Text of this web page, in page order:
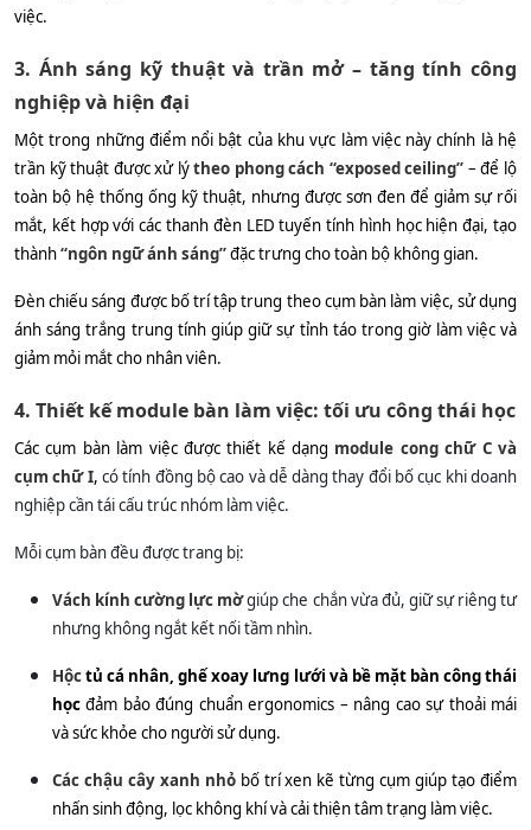
việc.
3. Ánh sáng kỹ thuật và trần mở – tăng tính công
nghiệp và hiện đại
Một trong những điểm nổi bật của khu vực làm việc này chính là hệ
trần kỹ thuật được xử lýtheo phong cách “exposed ceiling” – để lộ
toàn bộ hệ thống ống kỹ thuật, nhưng được sơn đen để giảm sự rối
mắt, kết hợp với các thanh đèn LED tuyến tính hình học hiện đại, tạo
thành“ngôn ngữ ánh sáng”đặc trưng cho toàn bộ không gian.
Đèn chiếu sáng được bố trí tập trung theo cụm bàn làm việc, sử dụng
ánh sáng trắng trung tính giúp giữ sự tỉnh táo trong giờ làm việc và
giảm mỏi mắt cho nhân viên.
4. Thiết kế module bàn làm việc: tối ưu công thái học
Các cụm bàn làm việc được thiết kế dạng module cong chữ C và
cụm chữ I, có tính đồng bộ cao và dễ dàng thay đổi bố cục khi doanh
nghiệp cần tái cấu trúc nhóm làm việc.
Mỗi cụm bàn đều được trang bị:
Vách kính cường lực mờgiúp che chắn vừa đủ, giữ sự riêng tư
nhưng không ngắt kết nối tầm nhìn.
Hộctủ cá nhân, ghế xoay lưng lưới và bề mặt bàn công thái
học đảm bảo đúng chuẩn ergonomics – nâng cao sự thoải mái
và sức khỏe cho người sử dụng.
Các chậu cây xanh nhỏbố trí xen kẽ từng cụm giúp tạo điểm
nhấn sinh động, lọc không khí và cải thiện tâm trạng làm việc.